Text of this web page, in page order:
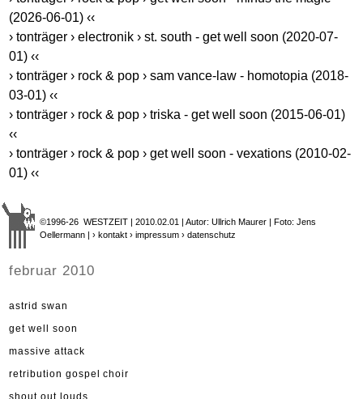
(2026-06-01) ‹‹
› tonträger › electronik › st. south - get well soon (2020-07-
01) ‹‹
› tonträger › rock & pop › sam vance-law - homotopia (2018-
03-01) ‹‹
› tonträger › rock & pop › triska - get well soon (2015-06-01)
‹‹
› tonträger › rock & pop › get well soon - vexations (2010-02-
01) ‹‹
©1996-26 WESTZEIT | 2010.02.01 | Autor: Ullrich Maurer | Foto: Jens
Oellermann |› kontakt › impressum › datenschutz
februar 2010
astrid swan
get well soon
massive attack
retribution gospel choir
shout out louds